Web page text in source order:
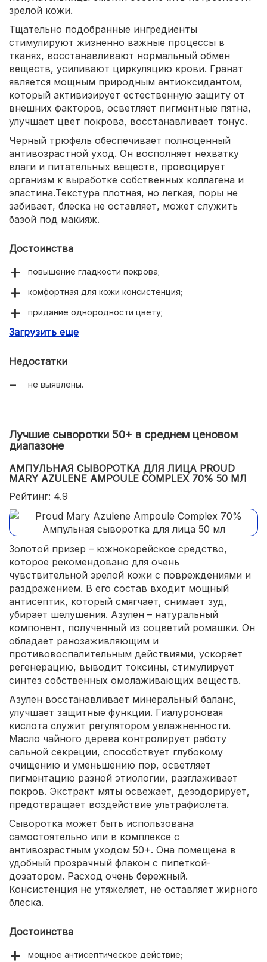
зрелой кожи.
Тщательно подобранные ингредиенты
стимулируют жизненно важные процессы в
тканях, восстанавливают нормальный обмен
веществ, усиливают циркуляцию крови. Гранат
является мощным природным антиоксидантом,
который активизирует естественную защиту от
внешних факторов, осветляет пигментные пятна,
улучшает цвет покрова, восстанавливает тонус.
Черный трюфель обеспечивает полноценный
антивозрастной уход. Он восполняет нехватку
влаги и питательных веществ, провоцирует
организм к выработке собственных коллагена и
эластина.Текстура плотная, но легкая, поры не
забивает, блеска не оставляет, может служить
базой под макияж.
Достоинства
повышение гладкости покрова;
комфортная для кожи консистенция;
придание однородности цвету;
экстраувляжняющий эффект.
Загрузить еще
Недостатки
не выявлены.
Лучшие сыворотки 50+ в среднем ценовом
диапазоне
АМПУЛЬНАЯ СЫВОРОТКА ДЛЯ ЛИЦА PROUD
MARY AZULENE AMPOULE COMPLEX 70% 50 МЛ
Рейтинг: 4.9
Золотой призер – южнокорейское средство,
которое рекомендовано для очень
чувствительной зрелой кожи с повреждениями и
раздражением. В его состав входит мощный
антисептик, который смягчает, снимает зуд,
убирает шелушения. Азулен – натуральный
компонент, полученный из соцветий ромашки. Он
обладает ранозаживляющим и
противовоспалительным действиями, ускоряет
регенерацию, выводит токсины, стимулирует
синтез собственных омолаживающих веществ.
Азулен восстанавливает минеральный баланс,
улучшает защитные функции. Гиалуроновая
кислота служит регулятором увлажненности.
Масло чайного дерева контролирует работу
сальной секреции, способствует глубокому
очищению и уменьшению пор, осветляет
пигментацию разной этиологии, разглаживает
покров. Экстракт мяты освежает, дезодорирует,
предотвращает воздействие ультрафиолета.
Сыворотка может быть использована
самостоятельно или в комплексе с
антивозрастным уходом 50+. Она помещена в
удобный прозрачный флакон с пипеткой-
дозатором. Расход очень бережный.
Консистенция не утяжеляет, не оставляет жирного
блеска.
Достоинства
мощное антисептическое действие;